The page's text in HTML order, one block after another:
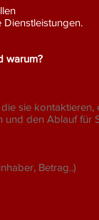
warum?
sie
den Ablauf
Betrag..)